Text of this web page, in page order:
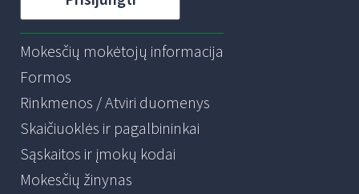
Mokesčių mokėtojų informacija
Formos
Rinkmenos / Atviri duomenys
Skaičiuoklės ir pagalbininkai
Sąskaitos ir įmokų kodai
Mokesčių žinynas